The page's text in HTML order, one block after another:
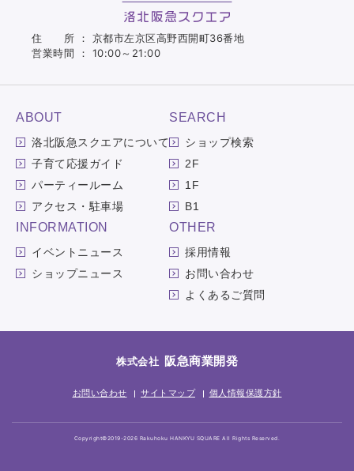
住 所 ： 京都市左京区高野西開町36番地
営業時間 ： 10:00～21:00
ABOUT
洛北阪急スクエアについて
子育て応援ガイド
パーティールーム
アクセス・駐車場
SEARCH
ショップ検索
2F
1F
B1
INFORMATION
イベントニュース
ショップニュース
OTHER
採用情報
お問い合わせ
よくあるご質問
株式会社 阪急商業開発
お問い合わせ サイトマップ 個人情報保護方針
Copyright©2019-2026 Rakuhoku HANKYU SQUARE All Rights Reserved.